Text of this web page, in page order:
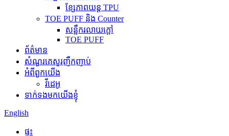
ខ្សែភាពយន្ត TPU
TOE PUFF និង Counter
សន្លឹករលាយក្តៅ
TOE PUFF
ព័ត៌មាន
សំណួរគេសួរញឹកញាប់
អំពីពួកយើង
វីដេអូ
ទាក់ទងមកយើងខ្ញុំ
English
ផ្ទះ